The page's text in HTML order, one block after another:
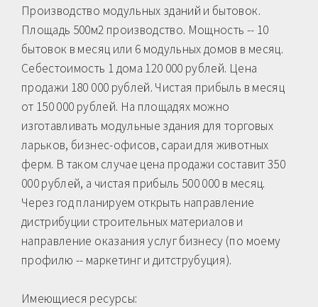
Производство модульных зданий и бытовок.
Площадь 500м2 производство. Мощность -- 10
бытовок в месяц или 6 модульных домов в месяц.
Себестоимость 1 дома 120 000 рублей. Цена
продажи 180 000 рублей. Чистая прибыль в месяц
от 150 000 рублей. На площадях можно
изготавливать модульные здания для торговых
ларьков, бизнес-офисов, сараи для животных
ферм. В таком случае цена продажи составит 350
000 рублей, а чистая прибыль 500 000 в месяц.
Через год планируем открыть направление
дистрибуции строительных материалов и
направление оказания услуг бизнесу (по моему
профилю -- маркетинг и дитструбуция).
Имеющиеся ресурсы: